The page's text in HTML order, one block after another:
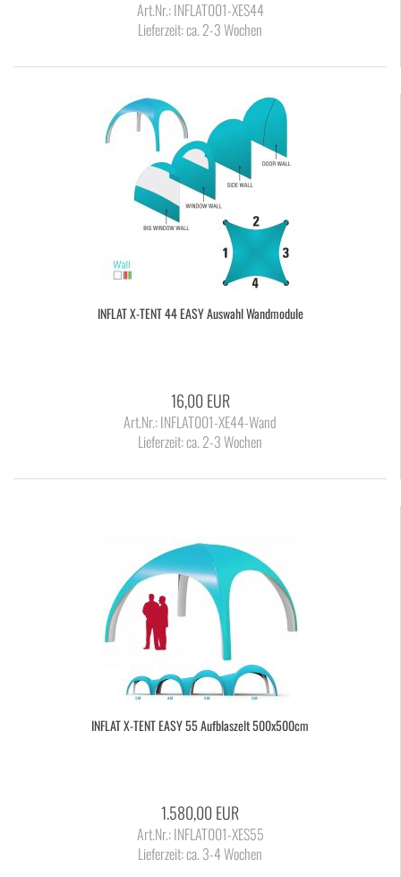
Art.Nr.: INFLAT001-XES44
Lieferzeit:ca. 2-3 Wochen
IN­FLAT X-​TENT 44 EASY Aus­wahl Wand­mo­du­le
16,00 EUR
Art.Nr.: INFLAT001-XE44-Wand
Lieferzeit:ca. 2-3 Wochen
IN­FLAT X-​TENT EASY 55 Auf­blas­zelt 500x500cm
1.580,00 EUR
Art.Nr.: INFLAT001-XES55
Lieferzeit:ca. 3-4 Wochen